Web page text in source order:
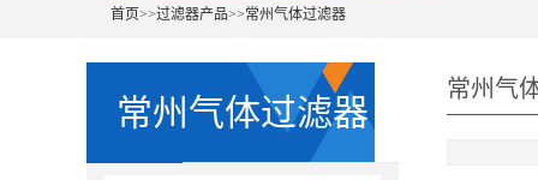
首页>>过滤器产品>>常州气体过滤器
常州气体过滤器
常州气